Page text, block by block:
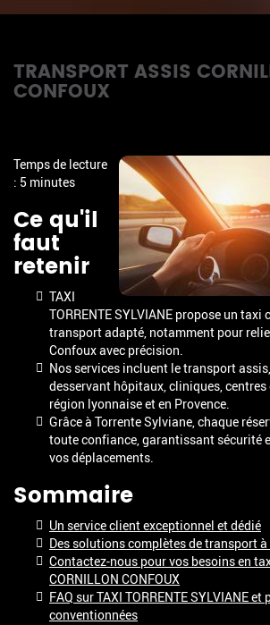
TRANSPORT ASSIS
CONFOUX
Temps de lecture
: 5 minutes
Ce qu'il
faut
retenir
TAXI
TORRENTE SYLVIANE propose un taxi
transport adapté, notamment pour
Confoux avec précision.
Nos services incluent le transport
desservant hôpitaux, cliniques, centres
région lyonnaise et en Provence.
Grâce à Torrente Sylviane, chaque
toute confiance, garantissant sécurité
vos déplacements.
Sommaire
Un service client exceptionnel et dédié
Des solutions complètes de transport
Contactez-nous pour vos besoins en
CORNILLON CONFOUX
FAQ sur TAXI TORRENTE SYLVIANE
conventionnées